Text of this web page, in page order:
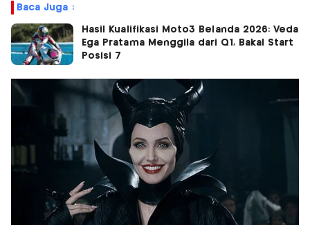
Baca Juga :
Hasil Kualifikasi Moto3 Belanda 2026: Veda
Ega Pratama Menggila dari Q1, Bakal Start
Posisi 7